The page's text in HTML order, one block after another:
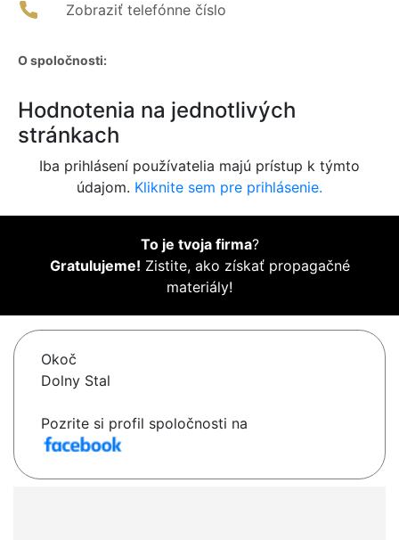
Zobraziť telefónne číslo
O spoločnosti:
Hodnotenia na jednotlivých
stránkach
Iba prihlásení používatelia majú prístup k týmto
údajom. Kliknite sem pre prihlásenie.
To je tvoja firma?
Gratulujeme! Zistite, ako získať propagačné
materiály!
Okoč
Dolny Stal
Pozrite si profil spoločnosti na